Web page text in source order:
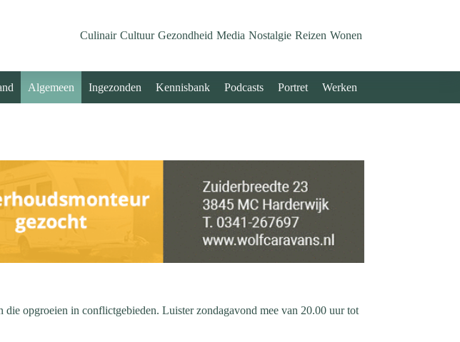
Culinair Cultuur Gezondheid Media Nostalgie Reizen Wonen
Algemeen Ingezonden Kennisbank Podcasts Portret Werken
opgroeien in conflictgebieden. Luister zondagavond mee van 20.00 uur tot